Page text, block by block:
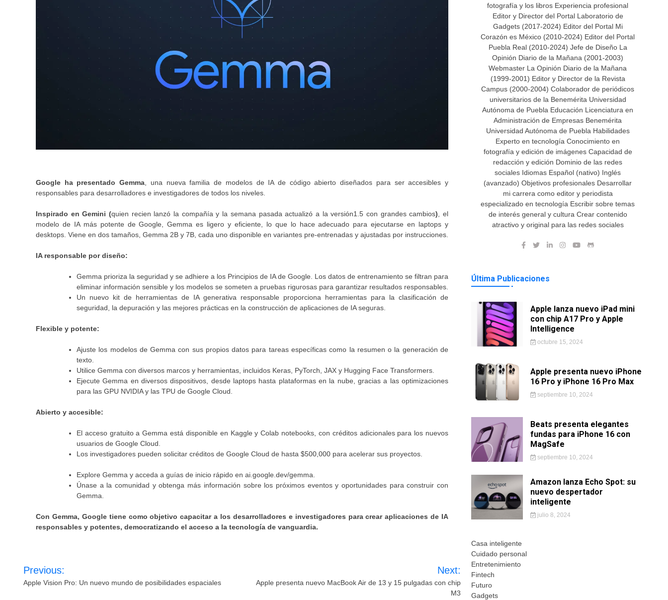
Google ha presentado Gemma , una nueva familia de modelos de IA de código abierto diseñados para ser accesibles y
responsables para desarrolladores e investigadores de todos los niveles.
Inspirado en Gemini (quien recien lanzó la compañía y la semana pasada actualizó a la versión1.5 con grandes cambios) , el
modelo de IA más potente de Google, Gemma es ligero y eficiente, lo que lo hace adecuado para ejecutarse en laptops y
desktops. Viene en dos tamaños, Gemma 2B y 7B, cada uno disponible en variantes pre-entrenadas y ajustadas por instrucciones.
IA responsable por diseño:
Gemma prioriza la seguridad y se adhiere a los Principios de IA de Google. Los datos de entrenamiento se filtran para
eliminar información sensible y los modelos se someten a pruebas rigurosas para garantizar resultados responsables.
Un nuevo kit de herramientas de IA generativa responsable proporciona herramientas para la clasificación de
seguridad, la depuración y las mejores prácticas en la construcción de aplicaciones de IA seguras.
Flexible y potente:
Ajuste los modelos de Gemma con sus propios datos para tareas específicas como la resumen o la generación de
texto.
Utilice Gemma con diversos marcos y herramientas, incluidos Keras, PyTorch, JAX y Hugging Face Transformers.
Ejecute Gemma en diversos dispositivos, desde laptops hasta plataformas en la nube, gracias a las optimizaciones
para las GPU NVIDIA y las TPU de Google Cloud.
Abierto y accesible:
El acceso gratuito a Gemma está disponible en Kaggle y Colab notebooks, con créditos adicionales para los nuevos
usuarios de Google Cloud.
Los investigadores pueden solicitar créditos de Google Cloud de hasta $500,000 para acelerar sus proyectos.
Explore Gemma y acceda a guías de inicio rápido en ai.google.dev/gemma.
Únase a la comunidad y obtenga más información sobre los próximos eventos y oportunidades para construir con
Gemma.
Con Gemma, Google tiene como objetivo capacitar a los desarrolladores e investigadores para crear aplicaciones de IA
responsables y potentes, democratizando el acceso a la tecnología de vanguardia.
Navegación
de
Previous:
Apple Vision Pro: Un nuevo mundo de posibilidades espaciales
Next:
Apple presenta nuevo MacBook Air de 13 y 15 pulgadas con chip
M3
fotografía y los libros Experiencia profesional
Editor y Director del Portal Laboratorio de
Gadgets (2017-2024) Editor del Portal Mi
Corazón es México (2010-2024) Editor del Portal
Puebla Real (2010-2024) Jefe de Diseño La
Opinión Diario de la Mañana (2001-2003)
Webmaster La Opinión Diario de la Mañana
(1999-2001) Editor y Director de la Revista
Campus (2000-2004) Colaborador de periódicos
universitarios de la Benemérita Universidad
Autónoma de Puebla Educación Licenciatura en
Administración de Empresas Benemérita
Universidad Autónoma de Puebla Habilidades
Experto en tecnología Conocimiento en
fotografía y edición de imágenes Capacidad de
redacción y edición Dominio de las redes
sociales Idiomas Español (nativo) Inglés
(avanzado) Objetivos profesionales Desarrollar
mi carrera como editor y periodista
especializado en tecnología Escribir sobre temas
de interés general y cultura Crear contenido
atractivo y original para las redes sociales
Última Publicaciones
Apple lanza nuevo iPad mini
con chip A17 Pro y Apple
Intelligence
octubre 15, 2024
Apple presenta nuevo iPhone
16 Pro y iPhone 16 Pro Max
septiembre 10, 2024
Beats presenta elegantes
fundas para iPhone 16 con
MagSafe
septiembre 10, 2024
Amazon lanza Echo Spot: su
nuevo despertador
inteligente
julio 8, 2024
Casa inteligente
Cuidado personal
Entretenimiento
Fintech
Futuro
Gadgets